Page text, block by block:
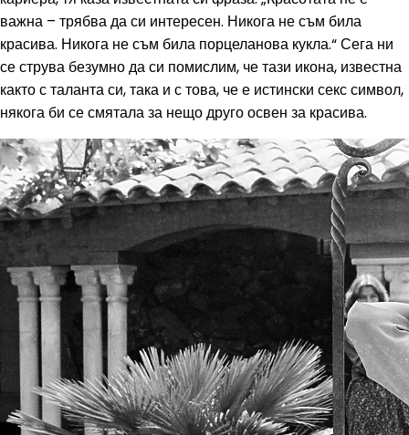
важна – трябва да си интересен. Никога не съм била
красива. Никога не съм била порцеланова кукла.“ Сега ни
се струва безумно да си помислим, че тази икона, известна
както с таланта си, така и с това, че е истински секс символ,
някога би се смятала за нещо друго освен за красива.